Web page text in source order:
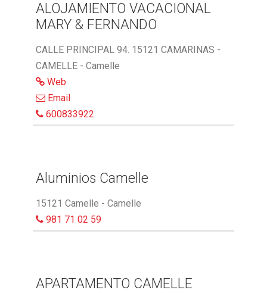
ALOJAMIENTO VACACIONAL
MARY & FERNANDO
CALLE PRINCIPAL 94. 15121 CAMARINAS -
CAMELLE - Camelle
Web
Email
600833922
Aluminios Camelle
15121 Camelle - Camelle
981 71 02 59
APARTAMENTO CAMELLE